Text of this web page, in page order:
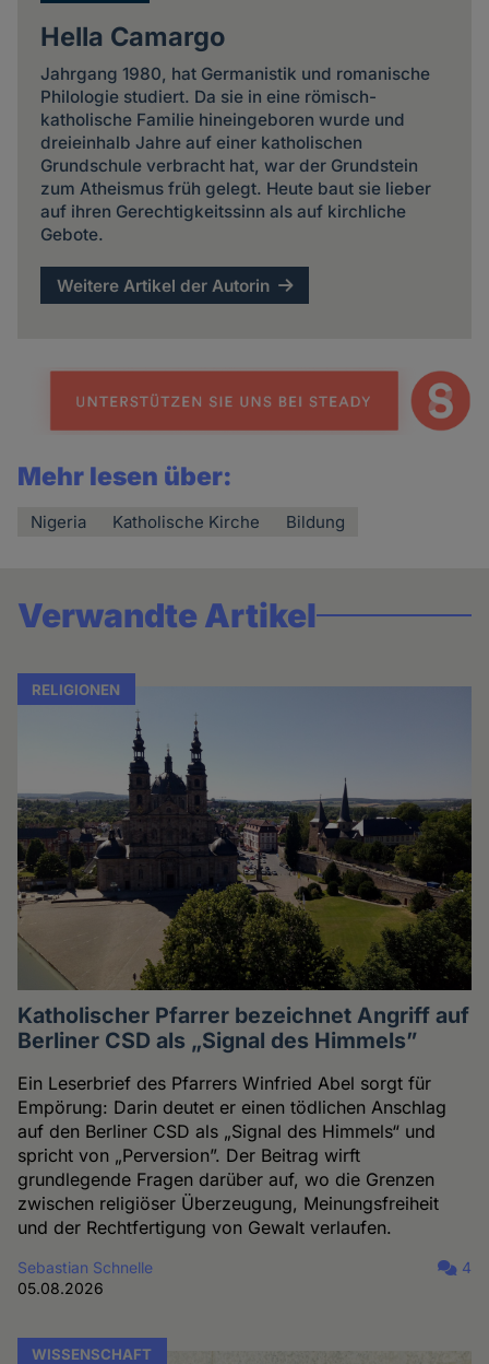
Hella Camargo
Jahrgang 1980, hat Germanistik und romanische
Philologie studiert. Da sie in eine römisch-
katholische Familie hineingeboren wurde und
dreieinhalb Jahre auf einer katholischen
Grundschule verbracht hat, war der Grundstein
zum Atheismus früh gelegt. Heute baut sie lieber
auf ihren Gerechtigkeitssinn als auf kirchliche
Gebote.
Weitere Artikel der Autorin
Mehr lesen über:
Nigeria Katholische Kirche Bildung
Verwandte Artikel
RELIGIONEN
Katholischer Pfarrer bezeichnet Angriff auf
Berliner CSD als „Signal des Himmels”
Ein Leserbrief des Pfarrers Winfried Abel sorgt für
Empörung: Darin deutet er einen tödlichen Anschlag
auf den Berliner CSD als „Signal des Himmels“ und
spricht von „Perversion”. Der Beitrag wirft
grundlegende Fragen darüber auf, wo die Grenzen
zwischen religiöser Überzeugung, Meinungsfreiheit
und der Rechtfertigung von Gewalt verlaufen.
Sebastian Schnelle
05.08.2026
4
WISSENSCHAFT